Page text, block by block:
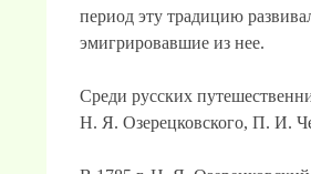
период эту традицию
эмигрировавшие из нее.
Среди русских
Н. Я. Озерецковского, П. И.